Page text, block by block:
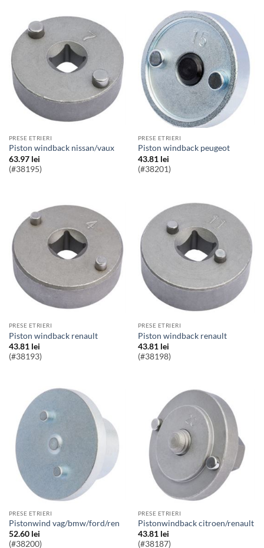
PRESE ETRIERI
piston windback nissan/vaux
63.97 lei
(#38195)
PRESE ETRIERI
piston windback peugeot
43.81 lei
(#38201)
PRESE ETRIERI
piston windback renault
43.81 lei
(#38193)
PRESE ETRIERI
piston windback renault
43.81 lei
(#38198)
PRESE ETRIERI
pistonwind vag/bmw/ford/ren
52.60 lei
(#38200)
PRESE ETRIERI
pistonwindback citroen/renault
43.81 lei
(#38187)